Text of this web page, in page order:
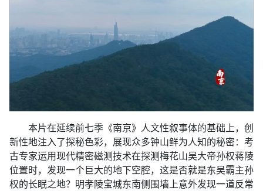
本片在延续前七季《南京》人文性叙事体的基础上，创
新性地注入了探秘色彩，展现众多钟山鲜为人知的秘密：考
古专家运用现代精密磁测技术在探测梅花山吴大帝孙权蒋陵
位置时，发现一个巨大的地下空腔，这是否就是东吴霸主孙
权的长眠之地？明孝陵宝城东南侧围墙上意外发现一道反常